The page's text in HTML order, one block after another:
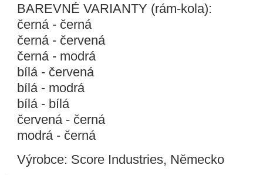
BAREVNÉ VARIANTY (rám-kola):
černá - černá
černá - červená
černá - modrá
bílá - červená
bílá - modrá
bílá - bílá
červená - černá
modrá - černá
Výrobce: Score Industries, Německo